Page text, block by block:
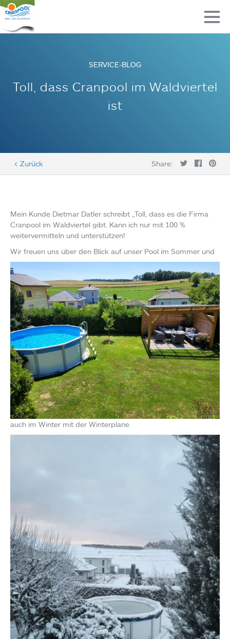
SERVICE-BLOG
Toll, dass Cranpool im Waldviertel
ist
< Zurück Share:
Mein Kunde Dietmar Datler schreibt „Toll, dass es die Firma
Cranpool im Waldviertel gibt. Kann ich nur mit 100 %
weitervermitteln und unterstützen!
Wir freuen uns über den Blick auf unser Pool im Sommer und
auch im Winter mit der Winterplane